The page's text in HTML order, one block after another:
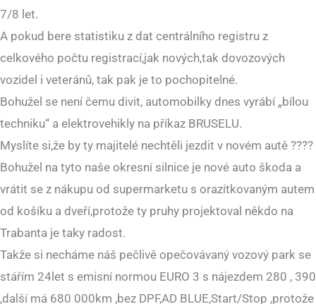
7/8 let.
A pokud bere statistiku z dat centrálního registru z
celkového počtu registrací,jak nových,tak dovozových
vozidel i veteránů, tak pak je to pochopitelné.
Bohužel se není čemu divit, automobilky dnes vyrábí „bílou
techniku“ a elektrovehikly na příkaz BRUSELU.
Myslíte si,že by ty majitelé nechtěli jezdit v novém autě ????
Bohužel na tyto naše okresní silnice je nové auto škoda a
vrátit se z nákupu od supermarketu s orazítkovaným autem
od košíku a dveří,protože ty pruhy projektoval někdo na
Trabanta je taky radost.
Takže si necháme náš pečlivě opečovávaný vozový park se
stářím 24let s emisní normou EURO 3 s nájezdem 280 , 390
,další má 680 000km ,bez DPF,AD BLUE,Start/Stop ,protože